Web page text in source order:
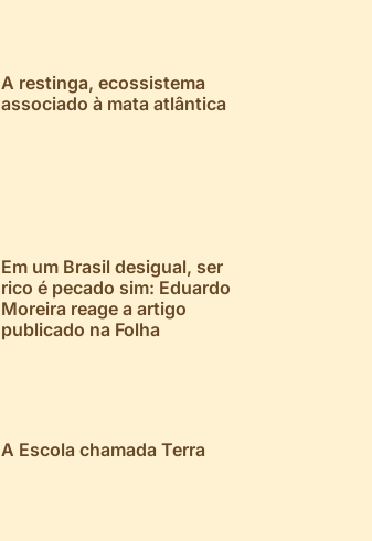
A restinga, ecossistema
associado à mata atlântica
Em um Brasil desigual, ser
rico é pecado sim: Eduardo
Moreira reage a artigo
publicado na Folha
A Escola chamada Terra